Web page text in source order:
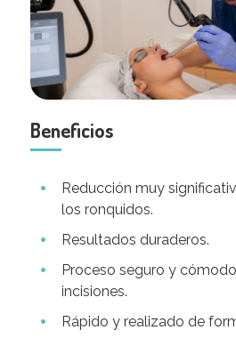
Beneficios
Reducción muy
los ronquidos.
Resultados duraderos.
Proceso seguro y
incisiones.
Rápido y realizado de